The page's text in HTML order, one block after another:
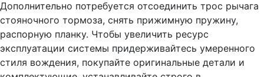
Дополнительно потребуется отсоединить трос рычага
стояночного тормоза, снять прижимную пружину,
распорную планку. Чтобы увеличить ресурс
эксплуатации системы придерживайтесь умеренного
стиля вождения, покупайте оригинальные детали и